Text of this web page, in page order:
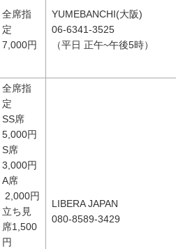
全席指
定
7,000円
YUMEBANCHI(大阪)
06-6341-3525
（平日 正午~午後5時）
全席指
定
SS席
5,000円
S席
3,000円
A席
2,000円
立ち見
席1,500
円
LIBERA JAPAN
080-8589-3429